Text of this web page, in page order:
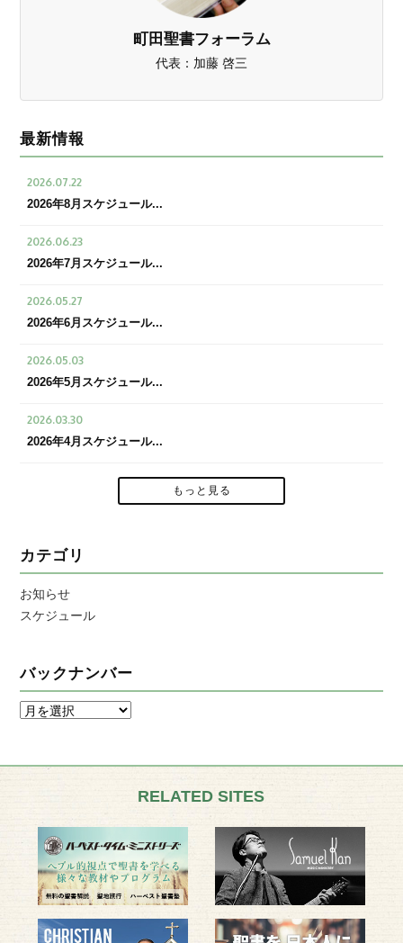
町田聖書フォーラム
代表：加藤 啓三
最新情報
2026.07.22
2026年8月スケジュール...
2026.06.23
2026年7月スケジュール...
2026.05.27
2026年6月スケジュール...
2026.05.03
2026年5月スケジュール...
2026.03.30
2026年4月スケジュール...
もっと見る
カテゴリ
お知らせ
スケジュール
バックナンバー
RELATED SITES